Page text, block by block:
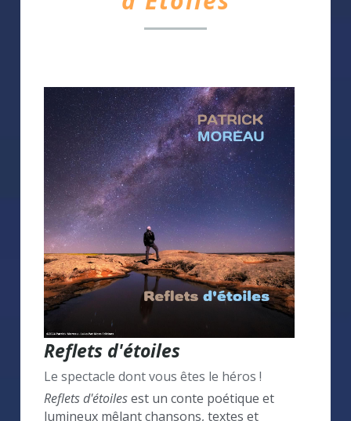
Reflets d'étoiles
Le spectacle dont vous êtes le héros !
Reflets d'étoiles est un conte poétique et
lumineux mêlant chansons, textes et